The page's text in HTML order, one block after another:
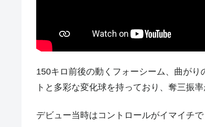
150キロ前後の動くフォーシーム、曲が
トと多彩な変化球を持っており、奪三振
デビュー当時はコントロールがイマイチ